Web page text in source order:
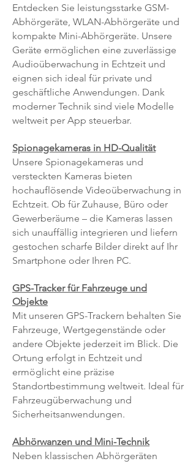
Entdecken Sie leistungsstarke GSM-
Abhörgeräte, WLAN-Abhörgeräte und
kompakte Mini-Abhörgeräte. Unsere
Geräte ermöglichen eine zuverlässige
Audioüberwachung in Echtzeit und
eignen sich ideal für private und
geschäftliche Anwendungen. Dank
moderner Technik sind viele Modelle
weltweit per App steuerbar.
Spionagekameras in HD-Qualität
Unsere Spionagekameras und
versteckten Kameras bieten
hochauflösende Videoüberwachung in
Echtzeit. Ob für Zuhause, Büro oder
Gewerberäume – die Kameras lassen
sich unauffällig integrieren und liefern
gestochen scharfe Bilder direkt auf Ihr
Smartphone oder Ihren PC.
GPS-Tracker für Fahrzeuge und
Objekte
Mit unseren GPS-Trackern behalten Sie
Fahrzeuge, Wertgegenstände oder
andere Objekte jederzeit im Blick. Die
Ortung erfolgt in Echtzeit und
ermöglicht eine präzise
Standortbestimmung weltweit. Ideal für
Fahrzeugüberwachung und
Sicherheitsanwendungen.
Abhörwanzen und Mini-Technik
Neben klassischen Abhörgeräten